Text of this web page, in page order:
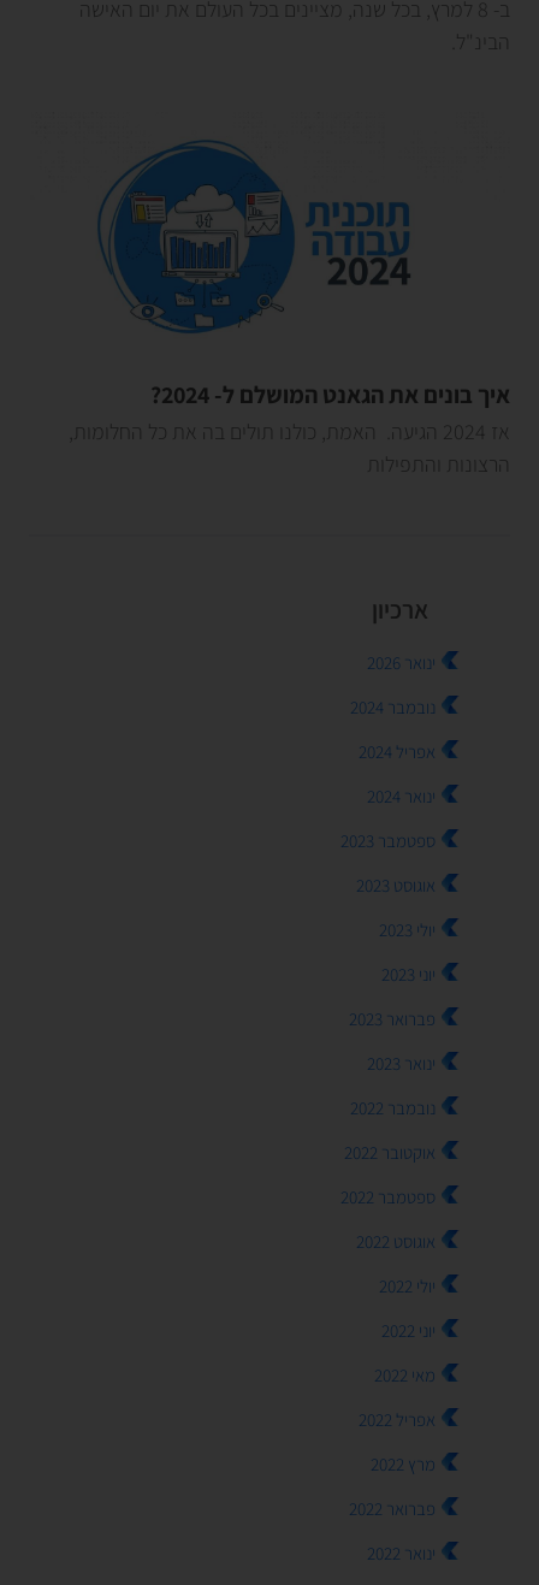
ב- 8 למרץ, בכל שנה, מציינים בכל העולם את יום האישה
הבינ"ל.
איך בונים את הגאנט המושלם ל- 2024?
אז 2024 הגיעה. האמת, כולנו תולים בה את כל החלומות,
הרצונות והתפילות
ארכיון
ינואר 2026
נובמבר 2024
אפריל 2024
ינואר 2024
ספטמבר 2023
אוגוסט 2023
יולי 2023
יוני 2023
פברואר 2023
ינואר 2023
נובמבר 2022
אוקטובר 2022
ספטמבר 2022
אוגוסט 2022
יולי 2022
יוני 2022
מאי 2022
אפריל 2022
מרץ 2022
פברואר 2022
ינואר 2022